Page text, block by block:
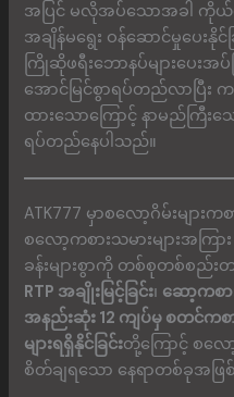
အပြင် မလိုအပ်သောအခါ ကိုယ်
အချိန်မရွေး ဝန်ဆောင်မှုပေးနို
ကြိုဆိုဖရီးဘောနပ်များပေးအပ်ခ
အောင်မြင်စွာရပ်တည်လာပြီး
ထားသောကြောင့် နာမည်ကြီ
ရပ်တည်နေပါသည်။
ATK777 မှာစလော့ဂိမ်းများ
စလော့ကစားသမားများအကြာ
ခန်းများစွာကို တစ်စုတစ်စည်း
RTP အချိုးမြင့်ခြင်း၊ ဆော့ကစ
အနည်းဆုံး 12 ကျပ်မှ စတင်ကစာ
များရရှိနိုင်ခြင်းတို့ကြောင့် စလ
စိတ်ချရသော နေရာတစ်ခုအဖ